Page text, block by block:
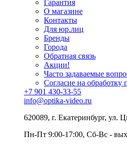
Гарантия
О магазине
Контакты
Для юр.лиц
Бренды
Города
Обратная связь
Акции!
Часто задаваемые
Согласие на обработку
+7 901 430-33-55
info@optika-video.ru
620089, г. Екатеринбург, ул.
Пн-Пт 9:00-17:00, Сб-Вс -